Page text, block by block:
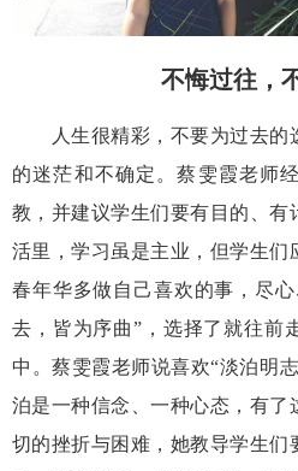
不悔过往，
人生很精彩，不要为过去的
的迷茫和不确定。蔡雯霞老师
教 ，并建议学生们要有目的 、有
活里，学习虽是主业，但学生们
春年华多做自己喜欢的事，尽心
去，皆为序曲” ， 选择了就往前
中。蔡雯霞老师说喜欢“淡泊明志
泊是一种信念
、一种心态 ，有
切的挫折与困难 ， 她教导学生们